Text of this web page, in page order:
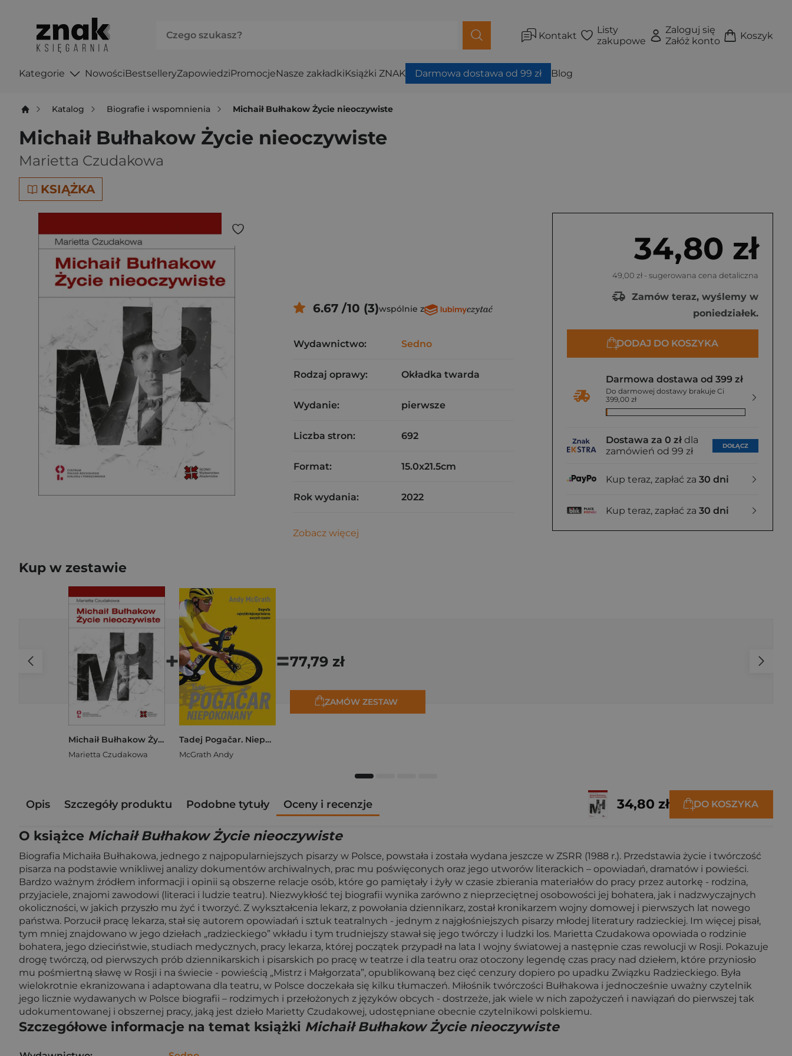
Kontakt
Listy
zakupowe
Zaloguj się
Załóż konto
Koszyk
Kategorie NowościBestselleryZapowiedziPromocjeNasze zakładkiKsiążki ZNAK Darmowa dostawa od 99 zł Blog
Katalog Biografie i wspomnienia Michaił Bułhakow Życie nieoczywiste
Michaił Bułhakow Życie nieoczywiste
Marietta Czudakowa
KSIĄŻKA
34,80 zł
49,00 zł - sugerowana cena detaliczna
Zamów teraz, wyślemy w
poniedziałek.
DODAJ DO KOSZYKA
Darmowa dostawa od 399 zł
Do darmowej dostawy brakuje Ci
399,00 zł
Dostawa za 0 zł dla
zamówień od 99 zł
DOŁĄCZ
Kup teraz, zapłać za 30 dni
Kup teraz, zapłać za 30 dni
6.67 /10 (3)wspólnie z
Wydawnictwo: Sedno
Rodzaj oprawy: Okładka twarda
Wydanie: pierwsze
Liczba stron: 692
Format: 15.0x21.5cm
Rok wydania: 2022
Zobacz więcej
Kup w zestawie
Michaił Bułhakow Życie nieoczywiste
Marietta Czudakowa
+
Tadej Pogačar. Niepokonany
McGrath Andy
=77,79 zł
ZAMÓW ZESTAW
Opis Szczegóły produktu Podobne tytuły Oceny i recenzje 34,80 zł DO KOSZYKA
O książce Michaił Bułhakow Życie nieoczywiste
Biografia Michaiła Bułhakowa, jednego z najpopularniejszych pisarzy w Polsce, powstała i została wydana jeszcze w ZSRR (1988 r.). Przedstawia życie i twórczość
pisarza na podstawie wnikliwej analizy dokumentów archiwalnych, prac mu poświęconych oraz jego utworów literackich – opowiadań, dramatów i powieści.
Bardzo ważnym źródłem informacji i opinii są obszerne relacje osób, które go pamiętały i żyły w czasie zbierania materiałów do pracy przez autorkę - rodzina,
przyjaciele, znajomi zawodowi (literaci i ludzie teatru). Niezwykłość tej biografii wynika zarówno z nieprzeciętnej osobowości jej bohatera, jak i nadzwyczajnych
okoliczności, w jakich przyszło mu żyć i tworzyć. Z wykształcenia lekarz, z powołania dziennikarz, został kronikarzem wojny domowej i pierwszych lat nowego
państwa. Porzucił pracę lekarza, stał się autorem opowiadań i sztuk teatralnych - jednym z najgłośniejszych pisarzy młodej literatury radzieckiej. Im więcej pisał,
tym mniej znajdowano w jego dziełach „radzieckiego” wkładu i tym trudniejszy stawał się jego twórczy i ludzki los. Marietta Czudakowa opowiada o rodzinie
bohatera, jego dzieciństwie, studiach medycznych, pracy lekarza, której początek przypadł na lata I wojny światowej a następnie czas rewolucji w Rosji. Pokazuje
drogę twórczą, od pierwszych prób dziennikarskich i pisarskich po pracę w teatrze i dla teatru oraz otoczony legendę czas pracy nad dziełem, które przyniosło
mu pośmiertną sławę w Rosji i na świecie - powieścią „Mistrz i Małgorzata”, opublikowaną bez cięć cenzury dopiero po upadku Związku Radzieckiego. Była
wielokrotnie ekranizowana i adaptowana dla teatru, w Polsce doczekała się kilku tłumaczeń. Miłośnik twórczości Bułhakowa i jednocześnie uważny czytelnik
jego licznie wydawanych w Polsce biografii – rodzimych i przełożonych z języków obcych - dostrzeże, jak wiele w nich zapożyczeń i nawiązań do pierwszej tak
udokumentowanej i obszernej pracy, jaką jest dzieło Marietty Czudakowej, udostępniane obecnie czytelnikowi polskiemu.
Szczegółowe informacje na temat książki Michaił Bułhakow Życie nieoczywiste